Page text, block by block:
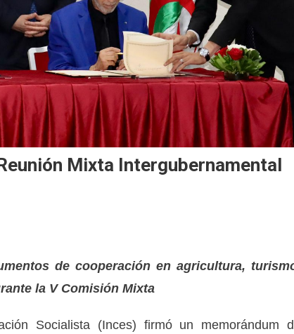
Mixta Intergubernamental
de cooperación en agricultura,
la V Comisión Mixta
Socialista (Inces) firmó un memorándum